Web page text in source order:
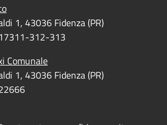
1, 43036 Fidenza (PR)
312-313
Comunale
1, 43036 Fidenza (PR)